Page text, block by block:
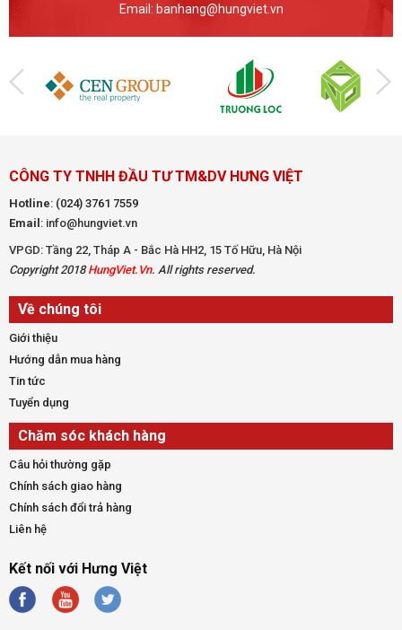
Email: banhang@hungviet.vn
CÔNG TY TNHH ĐẦU TƯ TM&DV HƯNG VIỆT
Hotline: (024) 3761 7559
Email : info@hungviet.vn
VPGD: Tầng 22, Tháp A - Bắc Hà HH2, 15 Tố Hữu, Hà Nội
Copyright 2018HungViet.Vn. All rights reserved.
Về chúng tôi
Giới thiệu
Hướng dẫn mua hàng
Tin tức
Tuyển dụng
Chăm sóc khách hàng
Câu hỏi thường gặp
Chính sách giao hàng
Chính sách đổi trả hàng
Liên hệ
Kết nối với Hưng Việt